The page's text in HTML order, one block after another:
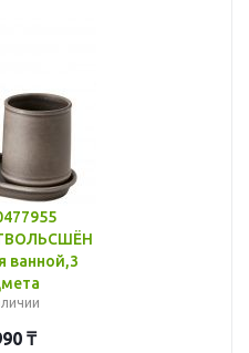
ТВОЛЬСШЁН
ванной,3
₸